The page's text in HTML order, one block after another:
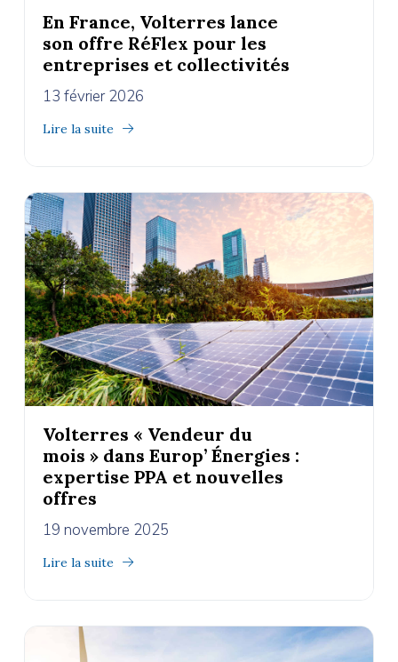
En France, Volterres lance
son offre RéFlex pour les
entreprises et collectivités
13 février 2026
Lire la suite
Volterres « Vendeur du
mois » dans Europ’ Énergies :
expertise PPA et nouvelles
offres
19 novembre 2025
Lire la suite